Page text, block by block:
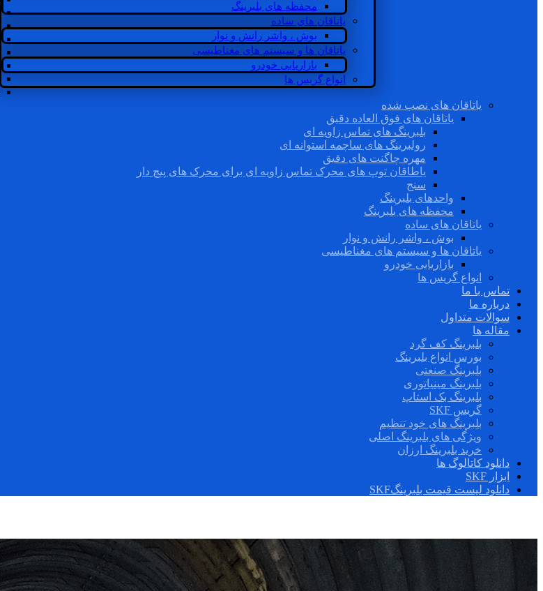
محفظه های بلبرینگ
یاتاقان های ساده
بوش ، واشر رانش و نوار
یاتاقان ها و سیستم های مغناطیسی
بازاریابی خودرو
انواع گریس ها
یاتاقان های نصب شده
یاتاقان های فوق العاده دقیق
بلبرینگ های تماس زاویه ای
رولبرینگ های ساچمه استوانه ای
مهره چاگنت های دقیق
یاطاقان توپ های محرک تماس زاویه ای برای محرک های پیچ دار
سنج
واحدهای بلبرینگ
محفظه های بلبرینگ
یاتاقان های ساده
بوش ، واشر رانش و نوار
یاتاقان ها و سیستم های مغناطیسی
بازاریابی خودرو
انواع گریس ها
تماس با ما
درباره ما
سوالات متداول
مقاله ها
بلبرینگ کف گرد
بورس انواع بلبرینگ
بلبرینگ صنعتی
بلبرینگ مینیاتوری
بلبرینگ بک استاپ
گریس SKF
بلبرینگ های خود تنظیم
ویژگی های بلبرینگ اصلی
خرید بلبرینگ ارزان
دانلود کاتالوگ ها
ابزار SKF
دانلود لیست قیمت بلبرینگSKF